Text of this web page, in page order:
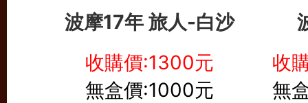
波摩17年 旅人-白沙
收購價:1300元
無盒價:1000元
收
無